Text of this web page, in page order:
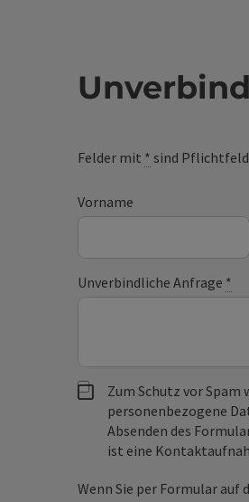
Felder mit * sind
Vorname
Unverbindliche Anfrage *
Zum Schutz vor Spam
personenbezogene
Absenden des
ist eine
Wenn Sie per Formular